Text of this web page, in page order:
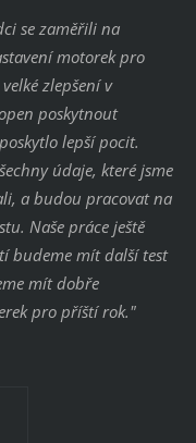
se zaměřili na
motorek pro
zlepšení v
poskytnout
lepší pocit.
údaje, které jsme
a budou pracovat na
Naše práce ještě
budeme mít další test
mít dobře
pro příští rok."